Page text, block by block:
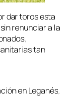
dar toros esta
renunciar a la
tan
en Leganés,